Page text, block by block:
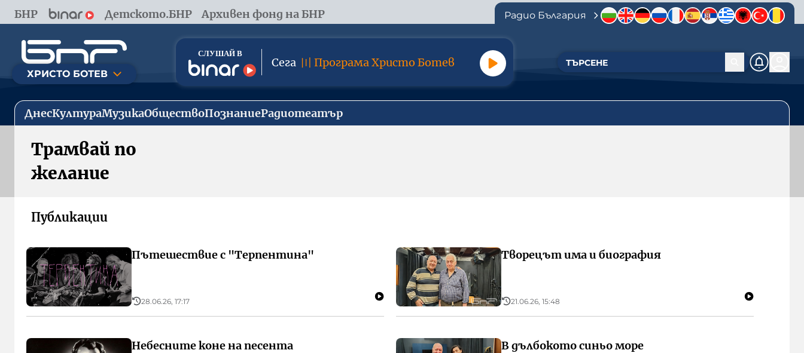
БНР Детското.БНР Архивен фонд на БНР Радио България
ХРИСТО БОТЕВ
Сега 〣 Програма Христо Ботев
ДнесКултураМузикаОбществоПознаниеРадиотеатър
Трамвай по
желание
Публикации
Пътешествие с "Терпентина"
28.06.26, 17:17
Творецът има и биография
21.06.26, 15:48
Небесните коне на песента В дълбокото синьо море